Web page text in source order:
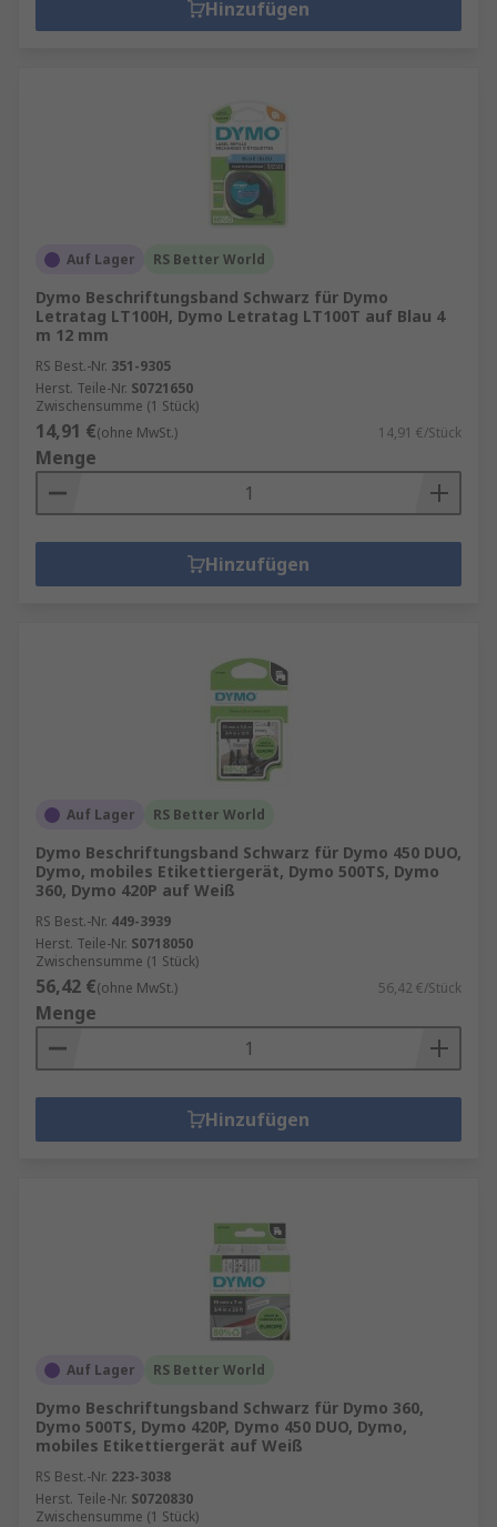
Hinzufügen
Auf Lager RS Better World
Dymo Beschriftungsband Schwarz für Dymo
Letratag LT100H, Dymo Letratag LT100T auf Blau 4
m 12 mm
RS Best.-Nr. 351-9305
Herst. Teile-Nr. S0721650
Zwischensumme (1 Stück)
14,91 €(ohne MwSt.) 14,91 €/Stück
Menge
Hinzufügen
Auf Lager RS Better World
Dymo Beschriftungsband Schwarz für Dymo 450 DUO,
Dymo, mobiles Etikettiergerät, Dymo 500TS, Dymo
360, Dymo 420P auf Weiß
RS Best.-Nr. 449-3939
Herst. Teile-Nr. S0718050
Zwischensumme (1 Stück)
56,42 €(ohne MwSt.) 56,42 €/Stück
Menge
Hinzufügen
Auf Lager RS Better World
Dymo Beschriftungsband Schwarz für Dymo 360,
Dymo 500TS, Dymo 420P, Dymo 450 DUO, Dymo,
mobiles Etikettiergerät auf Weiß
RS Best.-Nr. 223-3038
Herst. Teile-Nr. S0720830
Zwischensumme (1 Stück)